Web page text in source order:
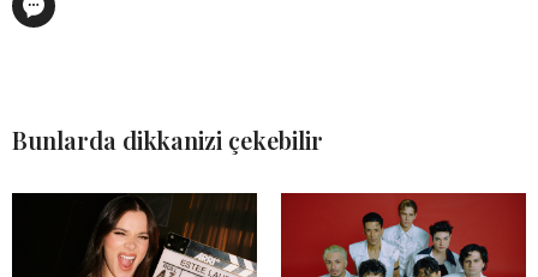
Bunlarda dikkanizi çekebilir